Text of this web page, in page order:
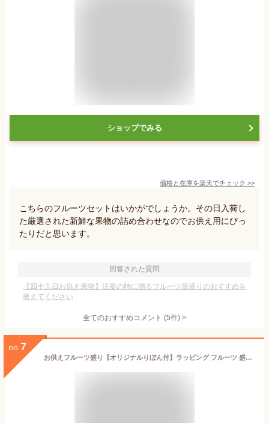
ショップでみる
価格と在庫を楽天でチェック >>
こちらのフルーツセットはいかがでしょうか。その日入荷し
た厳選された新鮮な果物の詰め合わせなのでお供え用にぴっ
たりだと思います。
回答された質問
【四十九日お供え果物】法要の時に贈るフルーツ籠盛りのおすすめを
教えてください
全てのおすすめコメント (5件) >
no. 7
お供えフルーツ盛り【オリジナルりぼん付】ラッピング フルーツ 盛り合わせ お供え物